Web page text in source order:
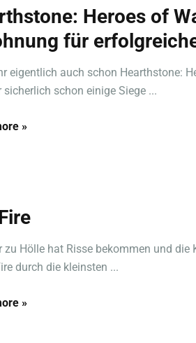
Heroes of
für
eigentlich auch schon Hearthstone:
sicherlich schon einige Siege ...
»
zu Hölle hat Risse bekommen und die
durch die kleinsten ...
»